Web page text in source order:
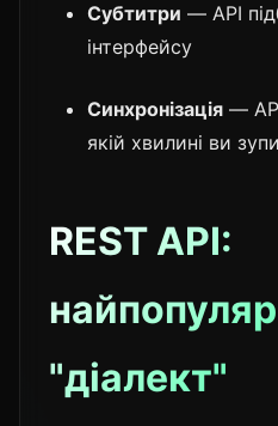
Субтитри — API
інтерфейсу
Синхронізація —
якій хвилині ви
REST API:
"діалект"